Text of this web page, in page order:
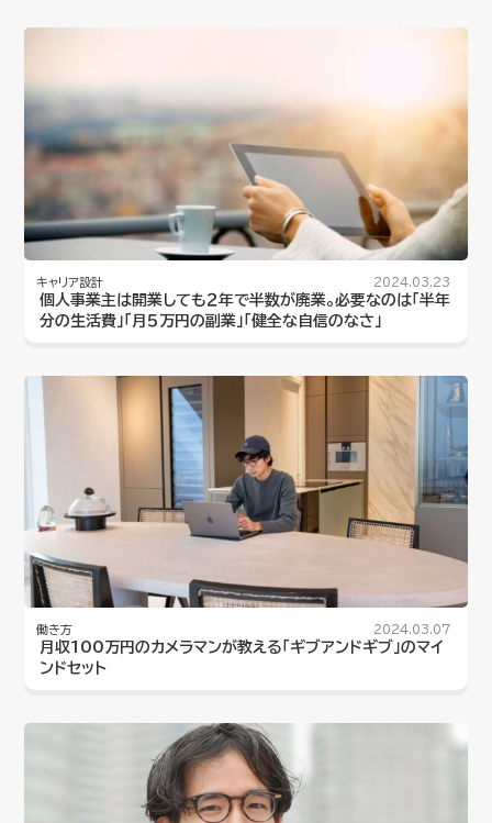
キャリア設計 2024.03.23
個人事業主は開業しても２年で半数が廃業。必要なのは「半年
分の生活費」「月５万円の副業」「健全な自信のなさ」
働き方 2024.03.07
月収100万円のカメラマンが教える「ギブアンドギブ」のマイ
ンドセット